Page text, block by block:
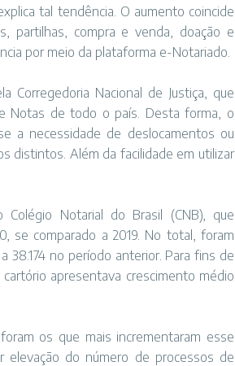
tal tendência. O aumento coincide
partilhas, compra e venda, doação e
por meio da plataforma e-Notariado.
Nacional de Justiça, que
Notas de todo o país. Desta forma, o
a necessidade de deslocamentos ou
distintos. Além da facilidade em utilizar
Notarial do Brasil (CNB), que
se comparado a 2019. No total, foram
38.174 no período anterior. Para fins de
apresentava crescimento médio
os que mais incrementaram esse
elevação do número de processos de